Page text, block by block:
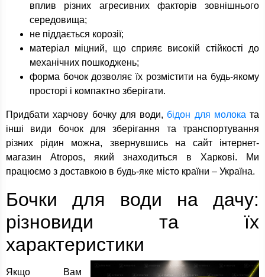
вплив різних агресивних факторів зовнішнього
середовища;
не піддається корозії;
матеріал міцний, що сприяє високій стійкості до
механічних пошкоджень;
форма бочок дозволяє їх розмістити на будь-якому
просторі і компактно зберігати.
Придбати харчову бочку для води, бідон для молока та
інші види бочок для зберігання та транспортування
різних рідин можна, звернувшись на сайт інтернет-
магазин Atropos, який знаходиться в Харкові. Ми
працюємо з доставкою в будь-яке місто країни – Україна.
Бочки для води на дачу:
різновиди та їх
характеристики
Якщо Вам